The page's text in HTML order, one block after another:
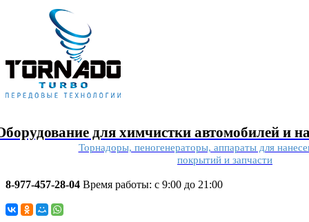
для химчистки автомобилей и
Торнадоры, пеногенераторы, аппараты для
покрытий и запчасти
8-977-457-28-04 Время работы: с 9:00 до 21:00